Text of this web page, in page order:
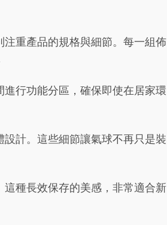
重產品的規格與細節。每一組佈
行功能分區，確保即使在居家環
計。這些細節讓氣球不再只是裝
種長效保存的美感，非常適合新